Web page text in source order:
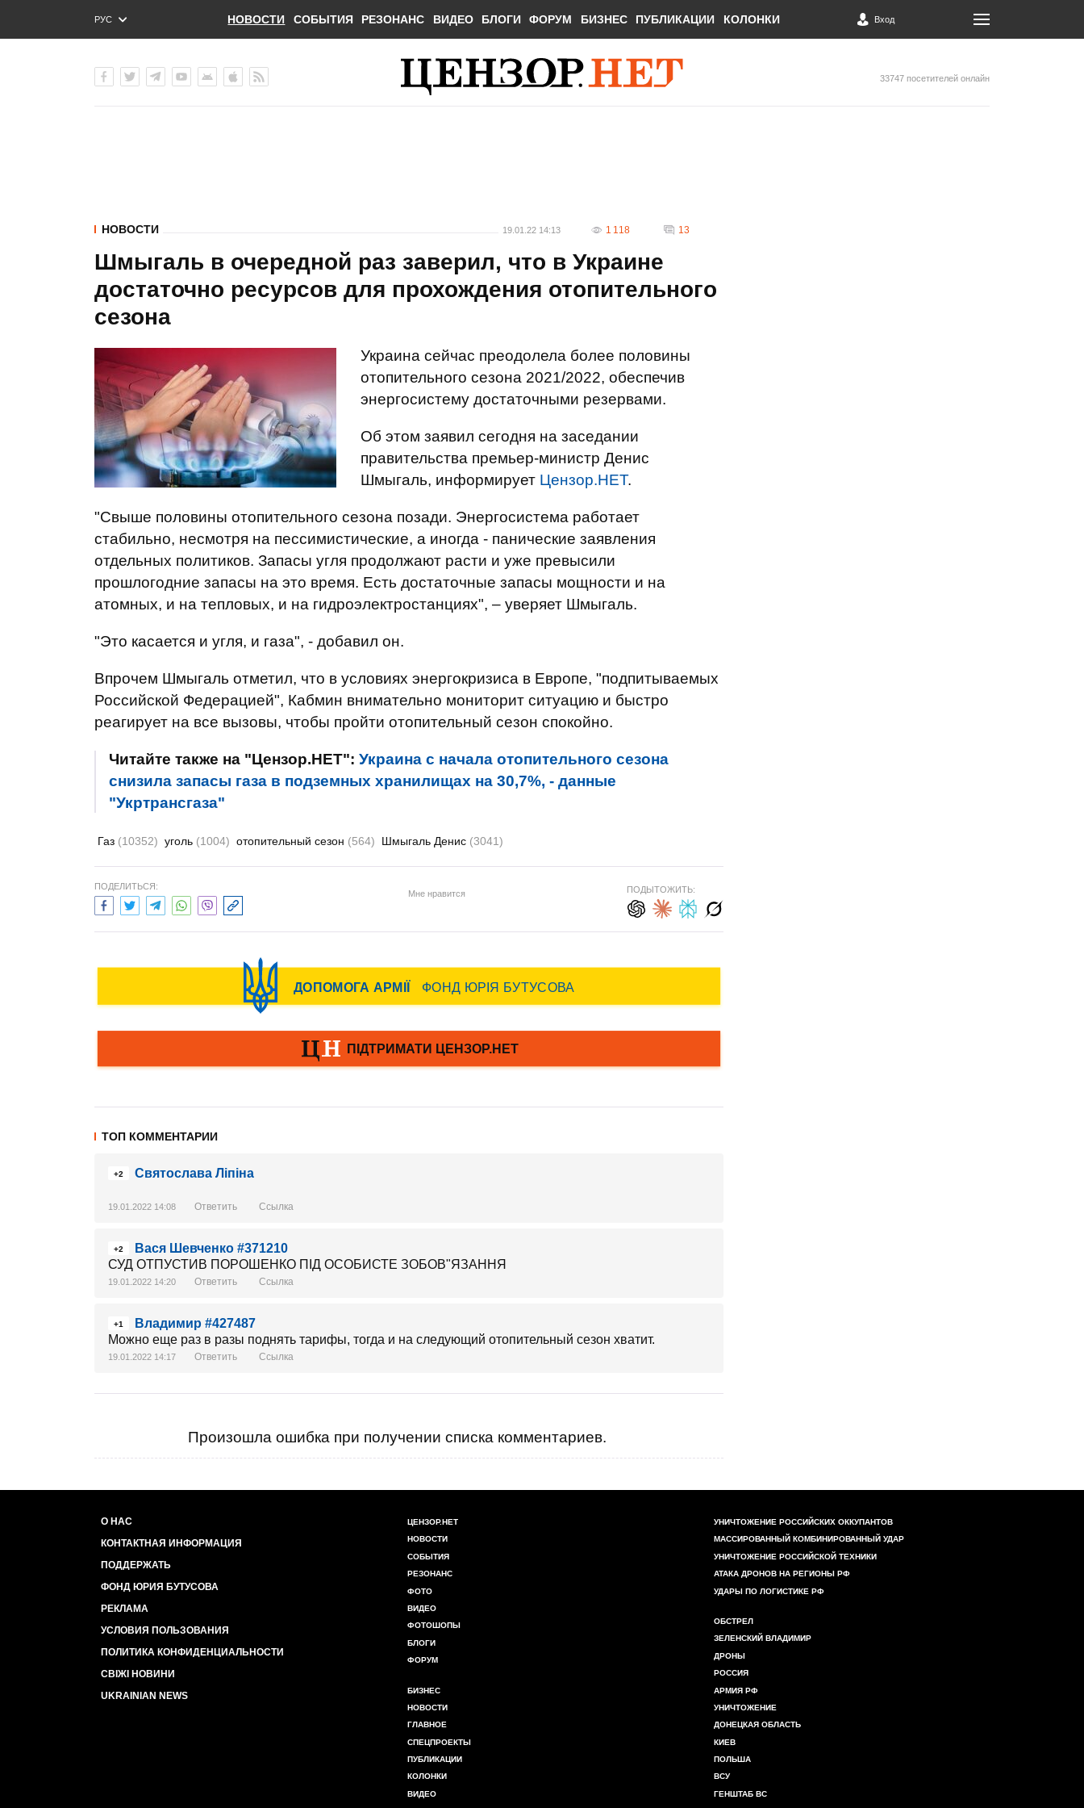
РУС
ENG
НОВОСТИ СОБЫТИЯ РЕЗОНАНС ВИДЕО БЛОГИ ФОРУМ БИЗНЕС ПУБЛИКАЦИИ КОЛОНКИ Вход
33747 посетителей онлайн
НОВОСТИ 19.01.22 14:13 1 118 13
Шмыгаль в очередной раз заверил, что в Украине
достаточно ресурсов для прохождения отопительного
сезона
Украина сейчас преодолела более половины
отопительного сезона 2021/2022, обеспечив
энергосистему достаточными резервами.
Об этом заявил сегодня на заседании
правительства премьер-министр Денис
Шмыгаль, информирует Цензор.НЕТ.
"Свыше половины отопительного сезона позади. Энергосистема работает
стабильно, несмотря на пессимистические, а иногда - панические заявления
отдельных политиков. Запасы угля продолжают расти и уже превысили
прошлогодние запасы на это время. Есть достаточные запасы мощности и на
атомных, и на тепловых, и на гидроэлектростанциях", – уверяет Шмыгаль.
"Это касается и угля, и газа", - добавил он.
Впрочем Шмыгаль отметил, что в условиях энергокризиса в Европе, "подпитываемых
Российской Федерацией", Кабмин внимательно мониторит ситуацию и быстро
реагирует на все вызовы, чтобы пройти отопительный сезон спокойно.
Читайте также на "Цензор.НЕТ": Украина с начала отопительного сезона
снизила запасы газа в подземных хранилищах на 30,7%, - данные
"Укртрансгаза"
Газ (10352) уголь (1004) отопительный сезон (564) Шмыгаль Денис (3041)
ПОДЕЛИТЬСЯ:
Мне нравится ПОДЫТОЖИТЬ:
ТОП КОММЕНТАРИИ
+2 Святослава Ліпіна
19.01.2022 14:08 Ответить Ссылка
+2
Вася Шевченко #371210
СУД ОТПУСТИВ ПОРОШЕНКО ПІД ОСОБИСТЕ ЗОБОВ"ЯЗАННЯ
19.01.2022 14:20 Ответить Ссылка
+1
Владимир #427487
Можно еще раз в разы поднять тарифы, тогда и на следующий отопительный сезон хватит.
19.01.2022 14:17 Ответить Ссылка
Произошла ошибка при получении списка комментариев.
О НАС
КОНТАКТНАЯ ИНФОРМАЦИЯ
ПОДДЕРЖАТЬ
ФОНД ЮРИЯ БУТУСОВА
РЕКЛАМА
УСЛОВИЯ ПОЛЬЗОВАНИЯ
ПОЛИТИКА КОНФИДЕНЦИАЛЬНОСТИ
СВІЖІ НОВИНИ
UKRAINIAN NEWS
ЦЕНЗОР.НЕТ
НОВОСТИ
СОБЫТИЯ
РЕЗОНАНС
ФОТО
ВИДЕО
ФОТОШОПЫ
БЛОГИ
ФОРУМ
БИЗНЕС
НОВОСТИ
ГЛАВНОЕ
СПЕЦПРОЕКТЫ
ПУБЛИКАЦИИ
КОЛОНКИ
ВИДЕО
УНИЧТОЖЕНИЕ РОССИЙСКИХ ОККУПАНТОВ
МАССИРОВАННЫЙ КОМБИНИРОВАННЫЙ УДАР
УНИЧТОЖЕНИЕ РОССИЙСКОЙ ТЕХНИКИ
АТАКА ДРОНОВ НА РЕГИОНЫ РФ
УДАРЫ ПО ЛОГИСТИКЕ РФ
ОБСТРЕЛ
ЗЕЛЕНСКИЙ ВЛАДИМИР
ДРОНЫ
РОССИЯ
АРМИЯ РФ
УНИЧТОЖЕНИЕ
ДОНЕЦКАЯ ОБЛАСТЬ
КИЕВ
ПОЛЬША
ВСУ
ГЕНШТАБ ВС